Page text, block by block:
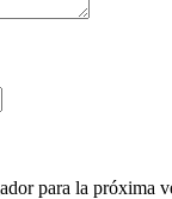
para la próxima